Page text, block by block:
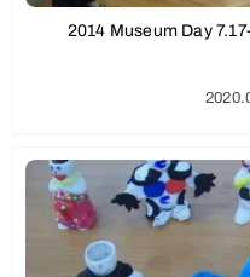
2014 Museum Day